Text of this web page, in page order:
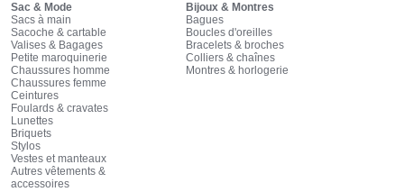
Sac & Mode
Sacs à main
Sacoche & cartable
Valises & Bagages
Petite maroquinerie
Chaussures homme
Chaussures femme
Ceintures
Foulards & cravates
Lunettes
Briquets
Stylos
Vestes et manteaux
Autres vêtements &
accessoires
Bijoux & Montres
Bagues
Boucles d'oreilles
Bracelets & broches
Colliers & chaînes
Montres & horlogerie